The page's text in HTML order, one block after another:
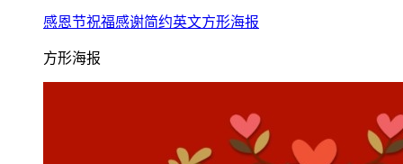
感恩节祝福感谢简约英文方形海报
方形海报